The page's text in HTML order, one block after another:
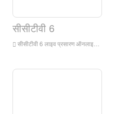
सीसीटीवी 6
सीसीटीवी 6 लाइव प्रसारण ऑनलाइन है। मूवी चैनल ने 24 घंटे तक प्रसारण समय के साथ 9 चीनी और विदेशी फिल्मों और विभिन्न कार्टून, कला फिल्मों, वैज्ञानिक और शैक्षणिक फिल्मों, वृत्तचित्रों, फीचर फिल्मों आदि को प्रसारित किया।